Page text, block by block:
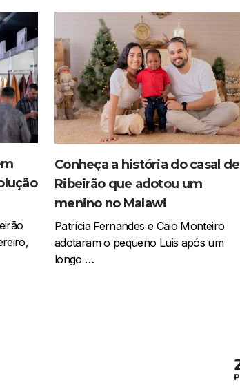
Conheça a história do casal de
Ribeirão que adotou um
menino no Malawi
Patrícia Fernandes e Caio Monteiro
adotaram o pequeno Luis após um
longo …